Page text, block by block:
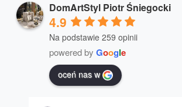
DomArtStyl Piotr Śniegocki
4.9
Na podstawie 259 opinii
powered by Google
oceń nas w